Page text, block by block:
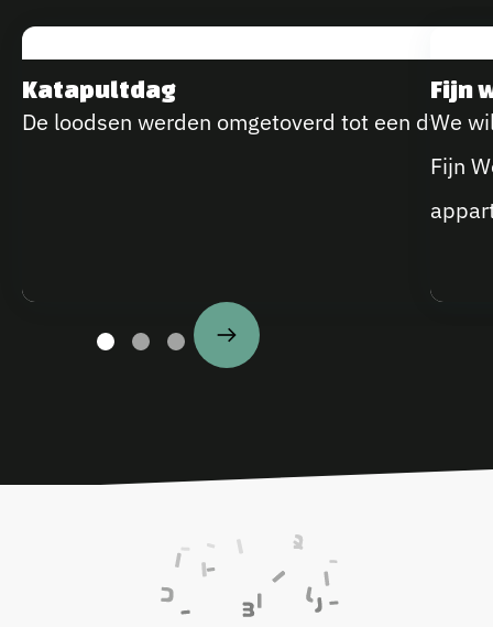
Katapultdag
De loodsen werden omgetoverd tot een
Fijn
We
Fijn